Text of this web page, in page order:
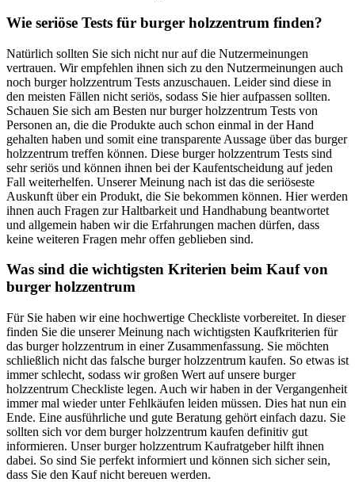
Wie seriöse Tests für burger holzzentrum finden?
Natürlich sollten Sie sich nicht nur auf die Nutzermeinungen
vertrauen. Wir empfehlen ihnen sich zu den Nutzermeinungen auch
noch burger holzzentrum Tests anzuschauen. Leider sind diese in
den meisten Fällen nicht seriös, sodass Sie hier aufpassen sollten.
Schauen Sie sich am Besten nur burger holzzentrum Tests von
Personen an, die die Produkte auch schon einmal in der Hand
gehalten haben und somit eine transparente Aussage über das burger
holzzentrum treffen können. Diese burger holzzentrum Tests sind
sehr seriös und können ihnen bei der Kaufentscheidung auf jeden
Fall weiterhelfen. Unserer Meinung nach ist das die seriöseste
Auskunft über ein Produkt, die Sie bekommen können. Hier werden
ihnen auch Fragen zur Haltbarkeit und Handhabung beantwortet
und allgemein haben wir die Erfahrungen machen dürfen, dass
keine weiteren Fragen mehr offen geblieben sind.
Was sind die wichtigsten Kriterien beim Kauf von
burger holzzentrum
Für Sie haben wir eine hochwertige Checkliste vorbereitet. In dieser
finden Sie die unserer Meinung nach wichtigsten Kaufkriterien für
das burger holzzentrum in einer Zusammenfassung. Sie möchten
schließlich nicht das falsche burger holzzentrum kaufen. So etwas ist
immer schlecht, sodass wir großen Wert auf unsere burger
holzzentrum Checkliste legen. Auch wir haben in der Vergangenheit
immer mal wieder unter Fehlkäufen leiden müssen. Dies hat nun ein
Ende. Eine ausführliche und gute Beratung gehört einfach dazu. Sie
sollten sich vor dem burger holzzentrum kaufen definitiv gut
informieren. Unser burger holzzentrum Kaufratgeber hilft ihnen
dabei. So sind Sie perfekt informiert und können sich sicher sein,
dass Sie den Kauf nicht bereuen werden.